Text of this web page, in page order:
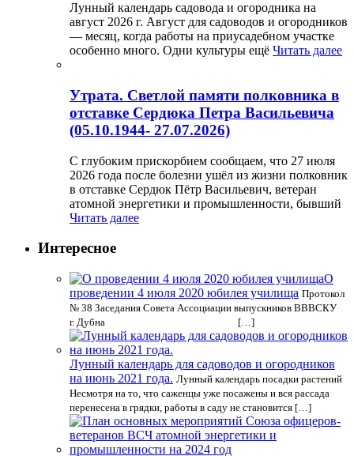
Лунный календарь садовода и огородника на
август 2026 г. Август для садоводов и огородников
— месяц, когда работы на приусадебном участке
особенно много. Одни культуры ещё Читать далее
Утрата. Светлой памяти полковника в
отставке Сердюка Петра Васильевича
(05.10.1944- 27.07.2026)
С глубоким прискорбием сообщаем, что 27 июля
2026 года после болезни ушёл из жизни полковник
в отставке Сердюк Пётр Васильевич, ветеран
атомной энергетики и промышленности, бывший
Читать далее
Интересное
О
проведении 4 июля 2020 юбилея училища Протокол
№ 38 Заседания Совета Ассоциации выпускников ВВВСКУ
г. Дубна […]
Лунный календарь для садоводов и огородников
на июнь 2021 года. Лунный календарь посадки растений
Несмотря на то, что саженцы уже посажены и вся рассада
перенесена в грядки, работы в саду не становится […]